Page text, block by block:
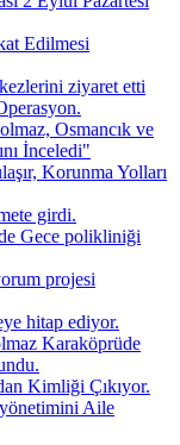
Edilmesi
ziyaret etti
Osmancık ve
İnceledi"
Korunma Yolları
girdi.
Gece polikliniği
projesi
hitap ediyor.
Karaköprüde
Kimliği Çıkıyor.
Aile